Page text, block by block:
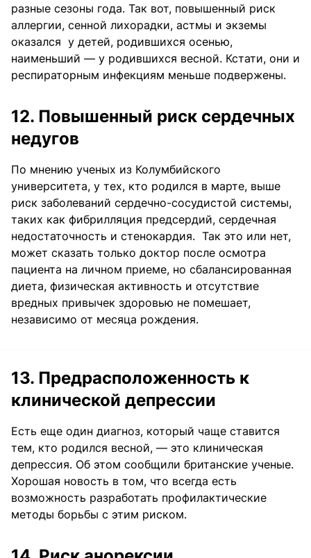
разные сезоны года. Так вот, повышенный риск
аллергии, сенной лихорадки, астмы и экземы
оказался у детей, родившихся осенью,
наименьший — у родившихся весной. Кстати, они и
респираторным инфекциям меньше подвержены.
12. Повышенный риск сердечных
недугов
По мнению ученых из Колумбийского
университета, у тех, кто родился в марте, выше
риск заболеваний сердечно-сосудистой системы,
таких как фибрилляция предсердий, сердечная
недостаточность и стенокардия. Так это или нет,
может сказать только доктор после осмотра
пациента на личном приеме, но сбалансированная
диета, физическая активность и отсутствие
вредных привычек здоровью не помешает,
независимо от месяца рождения.
13. Предрасположенность к
клинической депрессии
Есть еще один диагноз, который чаще ставится
тем, кто родился весной, — это клиническая
депрессия. Об этом сообщили британские ученые.
Хорошая новость в том, что всегда есть
возможность разработать профилактические
методы борьбы с этим риском.